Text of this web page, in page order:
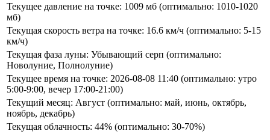
Текущее давление на точке: 1009 мб (оптимально: 1010-1020
мб)
Текущая скорость ветра на точке: 16.6 км/ч (оптимально: 5-15
км/ч)
Текущая фаза луны: Убывающий серп (оптимально:
Новолуние, Полнолуние)
Текущее время на точке: 2026-08-08 11:40 (оптимально: утро
5:00-9:00, вечер 17:00-21:00)
Текущий месяц: Август (оптимально: май, июнь, октябрь,
ноябрь, декабрь)
Текущая облачность: 44% (оптимально: 30-70%)